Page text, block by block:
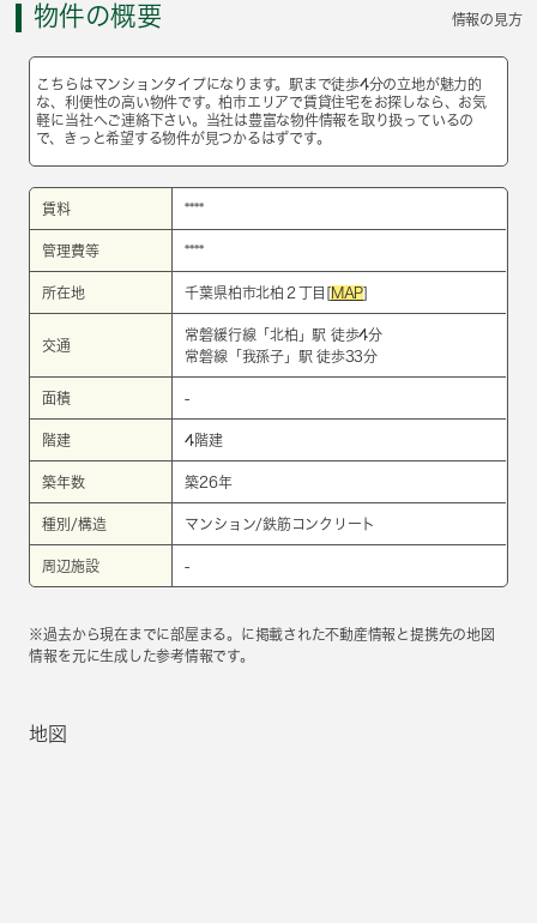
物件の概要 情報の見方
こちらはマンションタイプになります。駅まで徒歩4分の立地が魅力的
な、利便性の高い物件です。柏市エリアで賃貸住宅をお探しなら、お気
軽に当社へご連絡下さい。当社は豊富な物件情報を取り扱っているの
で、きっと希望する物件が見つかるはずです。
賃料 ****
管理費等 ****
所在地 千葉県柏市北柏２丁目[ MAP
交通
常磐緩行線 「北柏 」駅 徒歩4分
常磐線 「 我孫子」駅 徒歩33分
面積 -
階建 4階建
築年数 築26年
種別/構造 マンション/鉄筋コンクリート
周辺施設 -
※過去から現在までに部屋まる。に掲載された不動産情報と提携先の地図
情報を元に生成した参考情報です。
地図